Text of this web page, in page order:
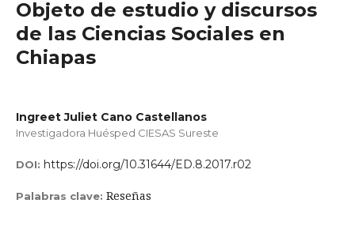
Objeto de estudio y discursos
de las Ciencias Sociales en
Chiapas
Ingreet Juliet Cano Castellanos
Investigadora Huésped CIESAS Sureste
DOI: https://doi.org/10.31644/ED.8.2017.r02
Palabras clave: Reseñas